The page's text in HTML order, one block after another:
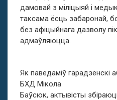
дамовай з міліцыяй і
таксама ёсць забаронай,
без афіцыйнага дазволу
адмаўляюцца.
Як паведаміў гарадзенскі
БХД Мікола
Баўсюк, актывісты